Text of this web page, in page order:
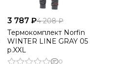
3 787 ₽4 208 ₽
Термокомплект Norfin
WINTER LINE GRAY 05
р.XXL
0